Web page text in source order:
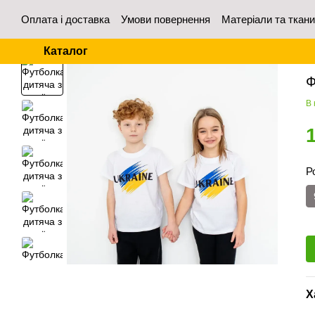
Оплата і доставка Умови повернення
Матеріали та
Каталог
В